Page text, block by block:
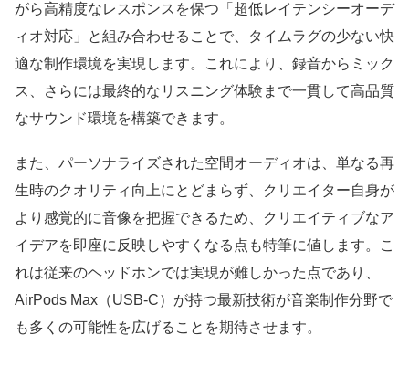
がら高精度なレスポンスを保つ「超低レイテンシーオーデ
ィオ対応」と組み合わせることで、タイムラグの少ない快
適な制作環境を実現します。これにより、録音からミック
ス、さらには最終的なリスニング体験まで一貫して高品質
なサウンド環境を構築できます。
また、パーソナライズされた空間オーディオは、単なる再
生時のクオリティ向上にとどまらず、クリエイター自身が
より感覚的に音像を把握できるため、クリエイティブなア
イデアを即座に反映しやすくなる点も特筆に値します。こ
れは従来のヘッドホンでは実現が難しかった点であり、
AirPods Max（USB-C）が持つ最新技術が音楽制作分野で
も多くの可能性を広げることを期待させます。